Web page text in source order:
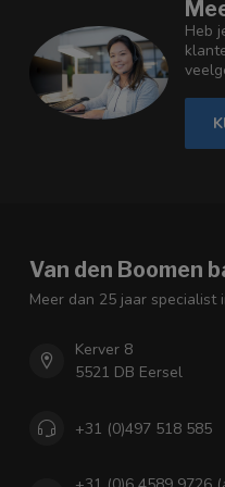
Heb
Van den Boomen
Meer dan 25 jaar specialist
Kerver 8
5521 DB Eersel
+31 (0)497 518 585